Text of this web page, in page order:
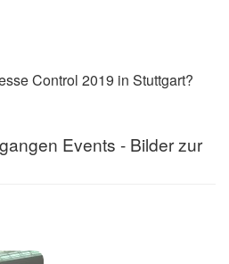
Control 2019 in Stuttgart?
Events - Bilder zur